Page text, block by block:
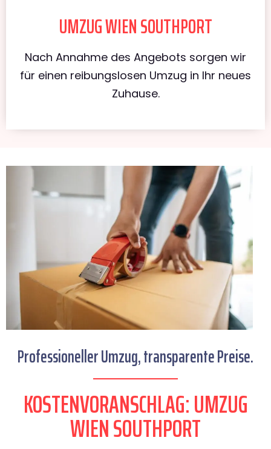
UMZUG WIEN SOUTHPORT
Nach Annahme des Angebots sorgen wir
für einen reibungslosen Umzug in Ihr neues
Zuhause.
Professioneller Umzug, transparente Preise.
KOSTENVORANSCHLAG: UMZUG
WIEN SOUTHPORT